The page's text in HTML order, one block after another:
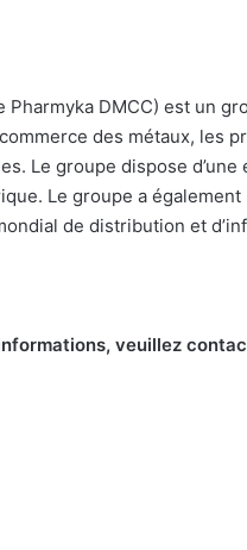
Pharmyka DMCC) est un
des métaux, les
Le groupe dispose
Le groupe a
de distribution et
veuillez
PGIL